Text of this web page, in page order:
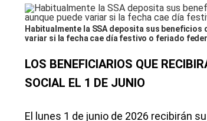
Habitualmente la SSA deposita sus beneficios
variar si la fecha cae día festivo o feriado
LOS BENEFICIARIOS QUE
SOCIAL EL 1 DE JUNIO
El lunes 1 de junio de 2026 recibirán